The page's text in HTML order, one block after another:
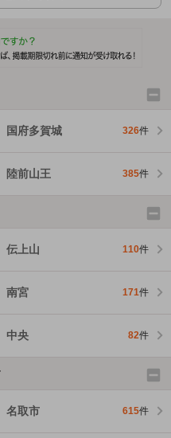
国府多賀城 326件
陸前山王 385件
伝上山 110件
南宮 171件
中央 82件
名取市 615件